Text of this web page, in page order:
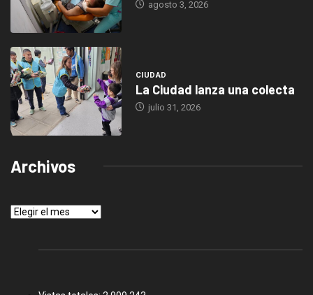
agosto 3, 2026
CIUDAD
La Ciudad lanza una colecta
julio 31, 2026
Archivos
Archivos